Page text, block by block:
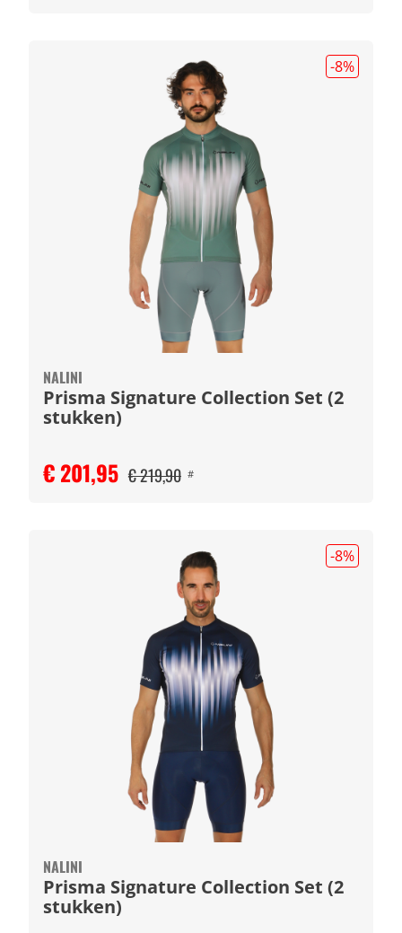
-8%
NALINI
Prisma Signature Collection Set (2
stukken)
€ 201,95 € 219,90 #
-8%
NALINI
Prisma Signature Collection Set (2
stukken)